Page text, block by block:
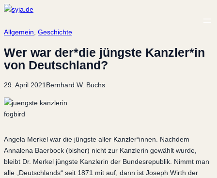
Allgemein Geschichte
Wer war der*die jüngste Kanzler*in
von Deutschland?
29. April 2021 Bernhard W. Buchs
fogbird
Angela Merkel war die jüngste aller Kanzler*innen. Nachdem
Annalena Baerbock (bisher) nicht zur Kanzlerin gewählt wurde,
bleibt Dr. Merkel jüngste Kanzlerin der Bundesrepublik. Nimmt man
alle „Deutschlands“ seit 1871 mit auf, dann ist Joseph Wirth der